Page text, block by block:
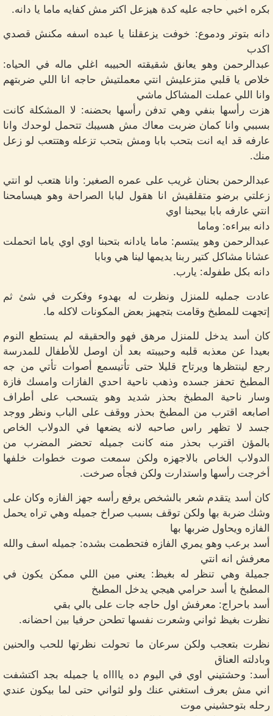
بكره اخبي حاجه عليه كدة هيزعل اكتر مش كفايه ماما يا دانه.
دانه بتوتر ودموع: خوفت يزعقلنا يا عبده اسفه مكنش قصدي
اكدب
عبدالرحمن وهو يعانق شقيقته الحبيبه اغلي ماله في الحياه:
خلاص يا قلبي متزعليش انتي معملتيش حاجه انا اللي ضربتهم
وانا اللي عملت المشاكل ماشي
هزت رأسها بنفي وهي تدفن رأسها بحضنه: لا المشكلة كانت
بسببي وانا كمان ضربت معاك مش هسيبك تتحمل لوحدك وانا
عارفه قد ايه انت بتحب بابا ومش بتحب تزعله وهتتعب لو زعل
منك.
عبدالرحمن بحنان غريب على عمره الصغير: وانا هتعب لو انتي
زعلتي برضو متقلقيش انا هقول لبابا الصراحة وهو هيسامحنا
انتي عارفه بابا بيحبنا اوي
دانه ببراءه: وماما
عبدالرحمن وهو يبتسم: ماما يادانه بتحبنا اوي اوي ياما اتحملت
عشانا مشاكل كتير ربنا يديمها لينا هي وبابا
دانه بكل طفوله: يارب.
عادت جمليه للمنزل ونظرت له بهدوء وفكرت في شئ ثم
إتجهت للمطبخ وقامت بتجهيز بعض المكونات لاكله ما.
كان أسد يدخل للمنزل مرهق فهو والحقيقه لم يستطع النوم
بعيدا عن معذبه قلبه وحبيبته بعد أن اوصل للأطفال للمدرسة
رجع لينتظرها ويرتاح قليلا حتى تأتيسمع أصوات تأتي من جه
المطبخ تحفز جسده وذهب ناحية احدي الفازات وامسك فازة
وسار ناحية المطبخ بحذر شديد وهو يتسحب على أطراف
اصابعه اقترب من المطبخ بحذر ووقف على الباب ونظر ووجد
جسد لا تظهر راس صاحبه لانه يضعها في الدولاب الخاص
بالمؤن اقترب بحذر منه كانت جميله تحضر المضرب من
الدولاب الخاص بالاجهزه ولكن سمعت صوت خطوات خلفها
أخرجت رأسها واستدارت ولكن فجأه صرخت.
كان أسد يتقدم شعر بالشخص يرفع رأسه جهز الفازه وكان على
وشك ضربة بها ولكن توقف بسبب صراخ جميله وهي تراه يحمل
الفازه ويحاول ضربها بها
أسد برعب وهو يمري الفازه فتحطمت بشده: جميله اسف والله
معرفش انه انتي
جميلة وهي تنظر له بغيظ: يعني مين اللي ممكن يكون في
المطبخ يا أسد حرامي هيجي يدخل المطبخ
أسد باحراج: معرفش اول حاجه جات على بالي بقي
نظرت بغيظ ثواني وشعرت نفسها تطحن حرفيا بين احضانه.
نظرت بتعجب ولكن سرعان ما تحولت نظرتها للحب والحنين
وبادلته العناق
أسد: وحشتيني اوي في اليوم ده يااااه يا جميله بجد اكتشفت
اني مش بعرف استغني عنك ولو لثواني حتى لما بيكون عندي
رحله بتوحشيني موت